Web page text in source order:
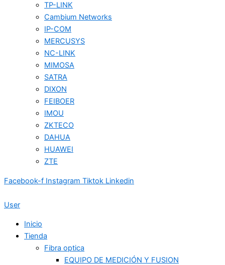
TP-LINK
Cambium Networks
IP-COM
MERCUSYS
NC-LINK
MIMOSA
SATRA
DIXON
FEIBOER
IMOU
ZKTECO
DAHUA
HUAWEI
ZTE
Facebook-f Instagram Tiktok Linkedin
User
Inicio
Tienda
Fibra optica
EQUIPO DE MEDICIÓN Y FUSION